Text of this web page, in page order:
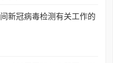
新冠病毒检测有关工作的